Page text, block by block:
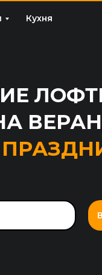
Кухня